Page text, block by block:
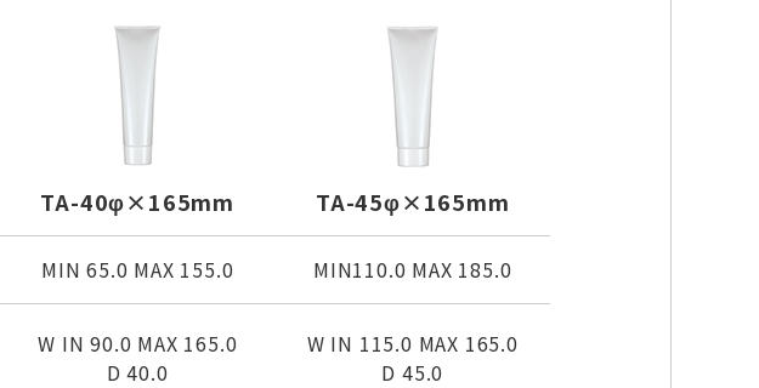
TA-40φ×165mm
MIN 65.0 MAX 155.0
W IN 90.0 MAX 165.0
D 40.0
TA-45φ×165mm
MIN110.0 MAX 185.0
W IN 115.0 MAX 165.0
D 45.0